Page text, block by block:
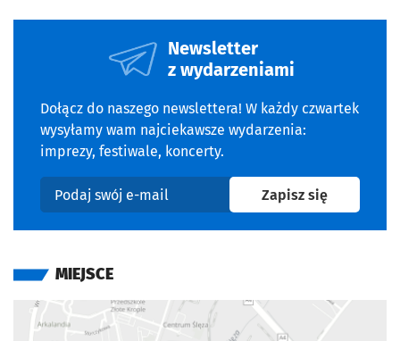
Newsletter
z wydarzeniami
Dołącz do naszego newslettera! W każdy czwartek
wysyłamy wam najciekawsze wydarzenia:
imprezy, festiwale, koncerty.
Podaj swój e-mail
Zapisz sięna
MIEJSCE